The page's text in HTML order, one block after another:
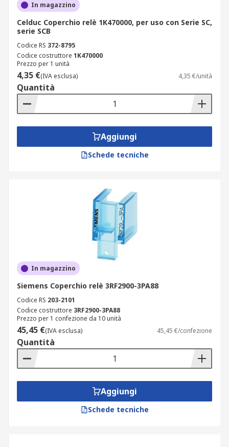
In magazzino
Celduc Coperchio relè 1K470000, per uso con Serie SC,
serie SCB
Codice RS 372-8795
Codice costruttore 1K470000
Prezzo per 1 unità
4,35 €(IVA esclusa) 4,35 €/unità
Quantità
Aggiungi
Schede tecniche
In magazzino
Siemens Coperchio relè 3RF2900-3PA88
Codice RS 203-2101
Codice costruttore 3RF2900-3PA88
Prezzo per 1 confezione da 10 unità
45,45 €(IVA esclusa) 45,45 €/confezione
Quantità
Aggiungi
Schede tecniche